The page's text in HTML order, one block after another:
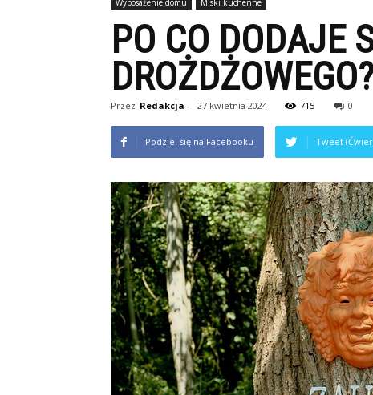
Wyposażenie domu Miski kuchenne
PO CO DODAJE
DROŻDŻOWEGO?
Przez Redakcja - 27 kwietnia 2024 715 0
Podziel się na Facebooku Tweet